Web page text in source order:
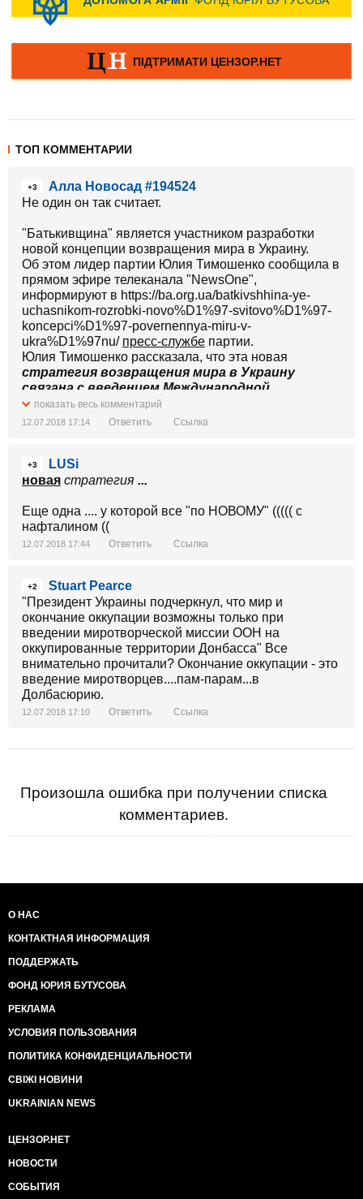
ТОП КОММЕНТАРИИ
+3
Алла Новосад #194524
Не один он так считает.
"Батькивщина" является участником разработки
новой концепции возвращения мира в Украину.
Об этом лидер партии Юлия Тимошенко сообщила в
прямом эфире телеканала "NewsOne",
информируют в https://ba.org.ua/batkivshhina-ye-
uchasnikom-rozrobki-novo%D1%97-svitovo%D1%97-
koncepci%D1%97-povernennya-miru-v-
ukra%D1%97nu/ пресс-службе партии.
Юлия Тимошенко рассказала, что эта новая
стратегия возвращения мира в Украину
связана с введением Международной
миротворческой миссии ООН,
Международной гражданской администрации.
показать весь комментарий
12.07.2018 17:14 Ответить Ссылка
+3
LUSi
новая стратегия ...
Еще одна .... у которой все "по НОВОМУ" ((((( с
нафталином ((
12.07.2018 17:44 Ответить Ссылка
+2
Stuart Pearce
"Президент Украины подчеркнул, что мир и
окончание оккупации возможны только при
введении миротворческой миссии ООН на
оккупированные территории Донбасса" Все
внимательно прочитали? Окончание оккупации - это
введение миротворцев....пам-парам...в
Долбасюрию.
12.07.2018 17:10 Ответить Ссылка
Произошла ошибка при получении списка
комментариев.
О НАС
КОНТАКТНАЯ ИНФОРМАЦИЯ
ПОДДЕРЖАТЬ
ФОНД ЮРИЯ БУТУСОВА
РЕКЛАМА
УСЛОВИЯ ПОЛЬЗОВАНИЯ
ПОЛИТИКА КОНФИДЕНЦИАЛЬНОСТИ
СВІЖІ НОВИНИ
UKRAINIAN NEWS
ЦЕНЗОР.НЕТ
НОВОСТИ
СОБЫТИЯ